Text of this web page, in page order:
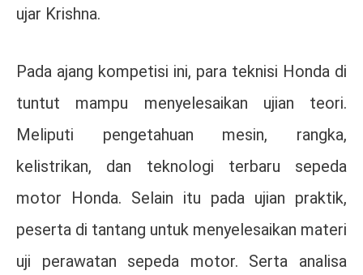
ujar Krishna.
Pada ajang kompetisi ini, para teknisi Honda di
tuntut mampu menyelesaikan ujian teori.
Meliputi pengetahuan mesin, rangka,
kelistrikan, dan teknologi terbaru sepeda
motor Honda. Selain itu pada ujian praktik,
peserta di tantang untuk menyelesaikan materi
uji perawatan sepeda motor. Serta analisa